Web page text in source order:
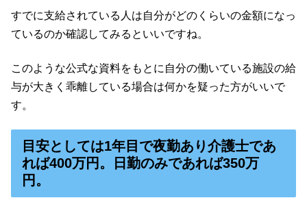
すでに支給されている人は自分がどのくらいの金額になっ
ているのか確認してみるといいですね。
このような公式な資料をもとに自分の働いている施設の給
与が大きく乖離している場合は何かを疑った方がいいで
す。
目安としては1年目で夜勤あり介護士であ
れば400万円。日勤のみであれば350万
円。